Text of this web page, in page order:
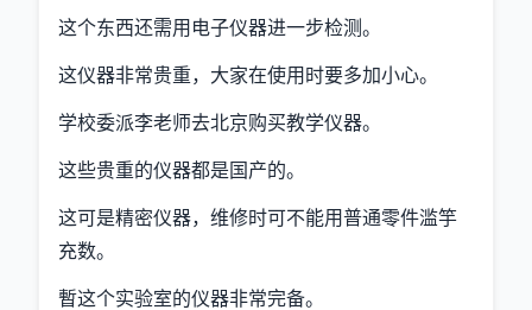
这个东西还需用电子仪器进一步检测。
这仪器非常贵重，大家在使用时要多加小心。
学校委派李老师去北京购买教学仪器。
这些贵重的仪器都是国产的。
这可是精密仪器，维修时可不能用普通零件滥竽
充数。
暫这个实验室的仪器非常完备。